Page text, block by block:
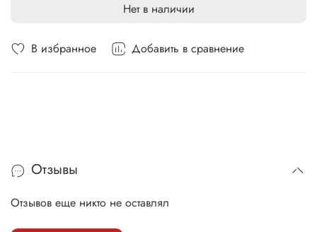
В избранное Добавить в сравнение
Нет в наличии
Отзывы
Отзывов еще никто не оставлял